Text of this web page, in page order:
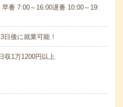
番 7:00～16:00遅番 10:00～19:
後に就業可能！
1万1200円以上